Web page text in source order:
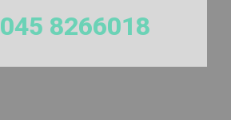
045 8266018